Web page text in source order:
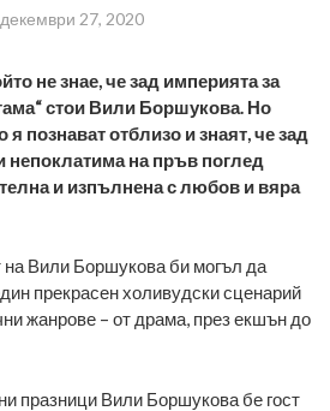
декември 27, 2020
не знае, че зад империята за
стои Вили Боршукова. Но
я познават отблизо и знаят, че зад
непоклатима на пръв поглед
и изпълнена с любов и вяра
на Вили Боршукова би могъл да
прекрасен холивудски сценарий
жанрове – от драма, през екшън до
празници Вили Боршукова бе гост